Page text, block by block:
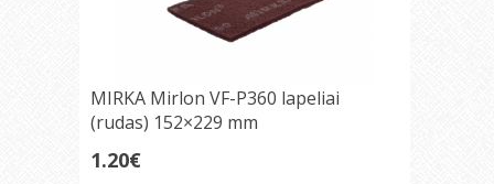
MIRKA Mirlon VF-P360 lapeliai
(rudas) 152×229 mm
1.20€